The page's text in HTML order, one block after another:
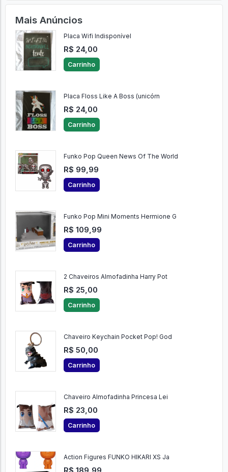
Mais Anúncios
Placa Wifi Indisponível
R$ 24,00
Carrinho
Placa Floss Like A Boss (unicórn
R$ 24,00
Carrinho
Funko Pop Queen News Of The World
R$ 99,99
Carrinho
Funko Pop Mini Moments Hermione G
R$ 109,99
Carrinho
2 Chaveiros Almofadinha Harry Pot
R$ 25,00
Carrinho
Chaveiro Keychain Pocket Pop! God
R$ 50,00
Carrinho
Chaveiro Almofadinha Princesa Lei
R$ 23,00
Carrinho
Action Figures FUNKO HIKARI XS Ja